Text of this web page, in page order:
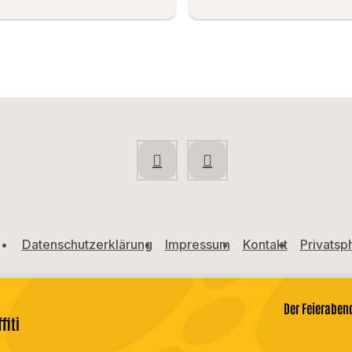
Datenschutzerklärung Impressum Kontakt
Der